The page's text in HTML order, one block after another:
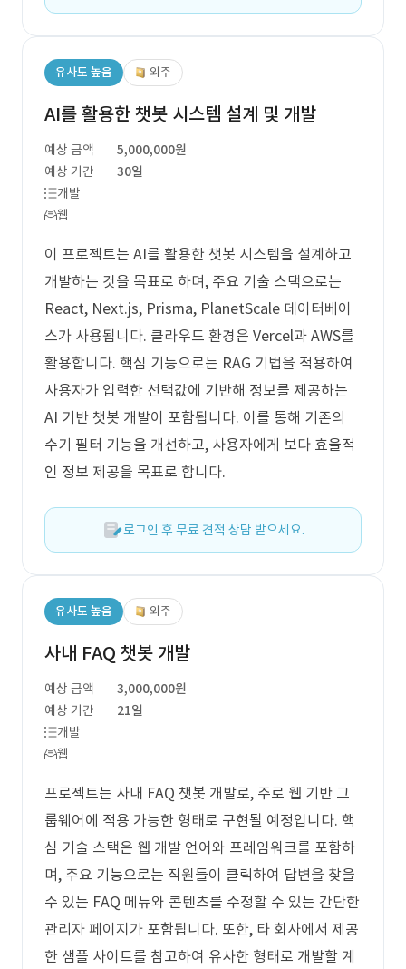
유사도 높음 외주
AI를 활용한 챗봇 시스템 설계 및 개발
예상 금액
5,000,000원
예상 기간
30일
개발
웹
이 프로젝트는 AI를 활용한 챗봇 시스템을 설계하고
개발하는 것을 목표로 하며, 주요 기술 스택으로는
React, Next.js, Prisma, PlanetScale 데이터베이
스가 사용됩니다. 클라우드 환경은 Vercel과 AWS를
활용합니다. 핵심 기능으로는 RAG 기법을 적용하여
사용자가 입력한 선택값에 기반해 정보를 제공하는
AI 기반 챗봇 개발이 포함됩니다. 이를 통해 기존의
수기 필터 기능을 개선하고, 사용자에게 보다 효율적
인 정보 제공을 목표로 합니다.
로그인 후 무료 견적 상담 받으세요.
유사도 높음 외주
사내 FAQ 챗봇 개발
예상 금액
3,000,000원
예상 기간
21일
개발
웹
프로젝트는 사내 FAQ 챗봇 개발로, 주로 웹 기반 그
룹웨어에 적용 가능한 형태로 구현될 예정입니다. 핵
심 기술 스택은 웹 개발 언어와 프레임워크를 포함하
며, 주요 기능으로는 직원들이 클릭하여 답변을 찾을
수 있는 FAQ 메뉴와 콘텐츠를 수정할 수 있는 간단한
관리자 페이지가 포함됩니다. 또한, 타 회사에서 제공
한 샘플 사이트를 참고하여 유사한 형태로 개발할 계